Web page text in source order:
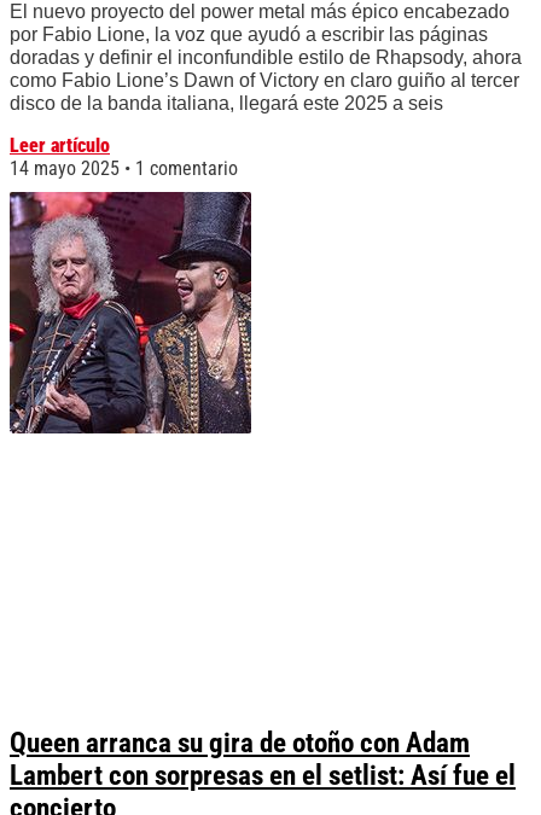
El nuevo proyecto del power metal más épico encabezado
por Fabio Lione, la voz que ayudó a escribir las páginas
doradas y definir el inconfundible estilo de Rhapsody, ahora
como Fabio Lione’s Dawn of Victory en claro guiño al tercer
disco de la banda italiana, llegará este 2025 a seis
Leer artículo
14 mayo 2025
1 comentario
Queen arranca su gira de otoño con Adam
Lambert con sorpresas en el setlist: Así fue el